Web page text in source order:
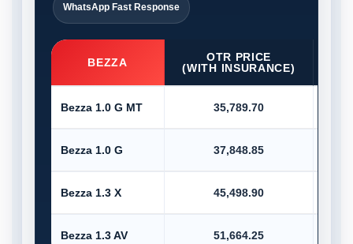
WhatsApp Fast Response
BEZZA
OTR PRICE
(WITH INSURANCE)
Bezza 1.0 G MT 35,789.70
Bezza 1.0 G 37,848.85
Bezza 1.3 X 45,498.90
Bezza 1.3 AV 51,664.25